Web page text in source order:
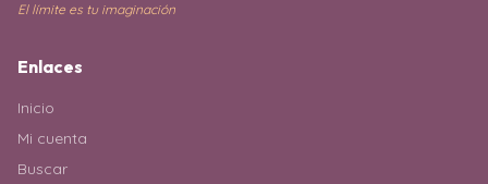
El límite es tu imaginación
Enlaces
Inicio
Mi cuenta
Buscar